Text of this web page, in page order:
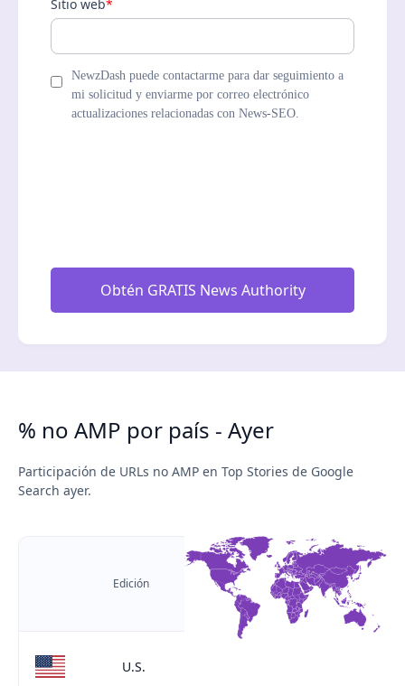
Sitio web*
NewzDash puede contactarme para dar seguimiento a
mi solicitud y enviarme por correo electrónico
actualizaciones relacionadas con News-SEO.
% no AMP por país - Ayer
Participación de URLs no AMP en Top Stories de Google
Search ayer.
Edición
URLs
no
AMP
%
U.S.